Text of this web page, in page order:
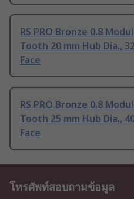
RS PRO Bronze 0.8
Tooth 20 mm Hub Dia.,
Face
RS PRO Bronze 0.8
Tooth 25 mm Hub Dia.,
Face
โทรศัพท์สอบถามข้อมูล